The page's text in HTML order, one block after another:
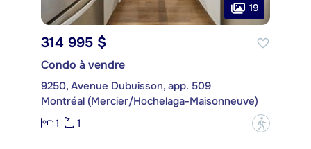
19
314 995 $
Condo à vendre
9250, Avenue Dubuisson, app. 509
Montréal (Mercier/Hochelaga-Maisonneuve)
1
1 ?